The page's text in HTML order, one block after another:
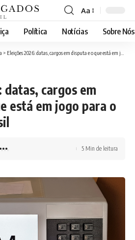
Font
Resizer
Aa
Política Notícias Sobre Nós
> Eleições 2026: datas, cargos em disputa e o que está em jogo para o futuro do Brasil
datas, cargos em
está em jogo para o
5 Min de leitura